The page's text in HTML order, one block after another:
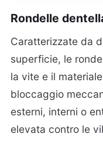
Rondelle
Caratterizzate da
superficie, le
la vite e il
bloccaggio
esterni, interni o
elevata contro le